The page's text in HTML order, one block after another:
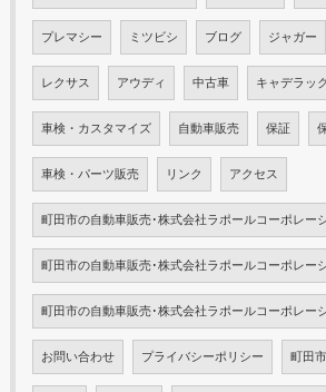
プレマシー ミツビシ ブログ ジャガー
レクサス アウディ 中古車 キャデラック
車検・カスタマイズ 自動車販売 保証
車検・パーツ販売 リンク アクセス
町田市の自動車販売･株式会社ラポールコーポレー
町田市の自動車販売･株式会社ラポールコーポレー
町田市の自動車販売･株式会社ラポールコーポレー
お問い合わせ プライバシーポリシー 町田市